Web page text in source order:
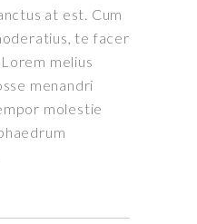
at est. Cum
te facer
melius
menandri
molestie